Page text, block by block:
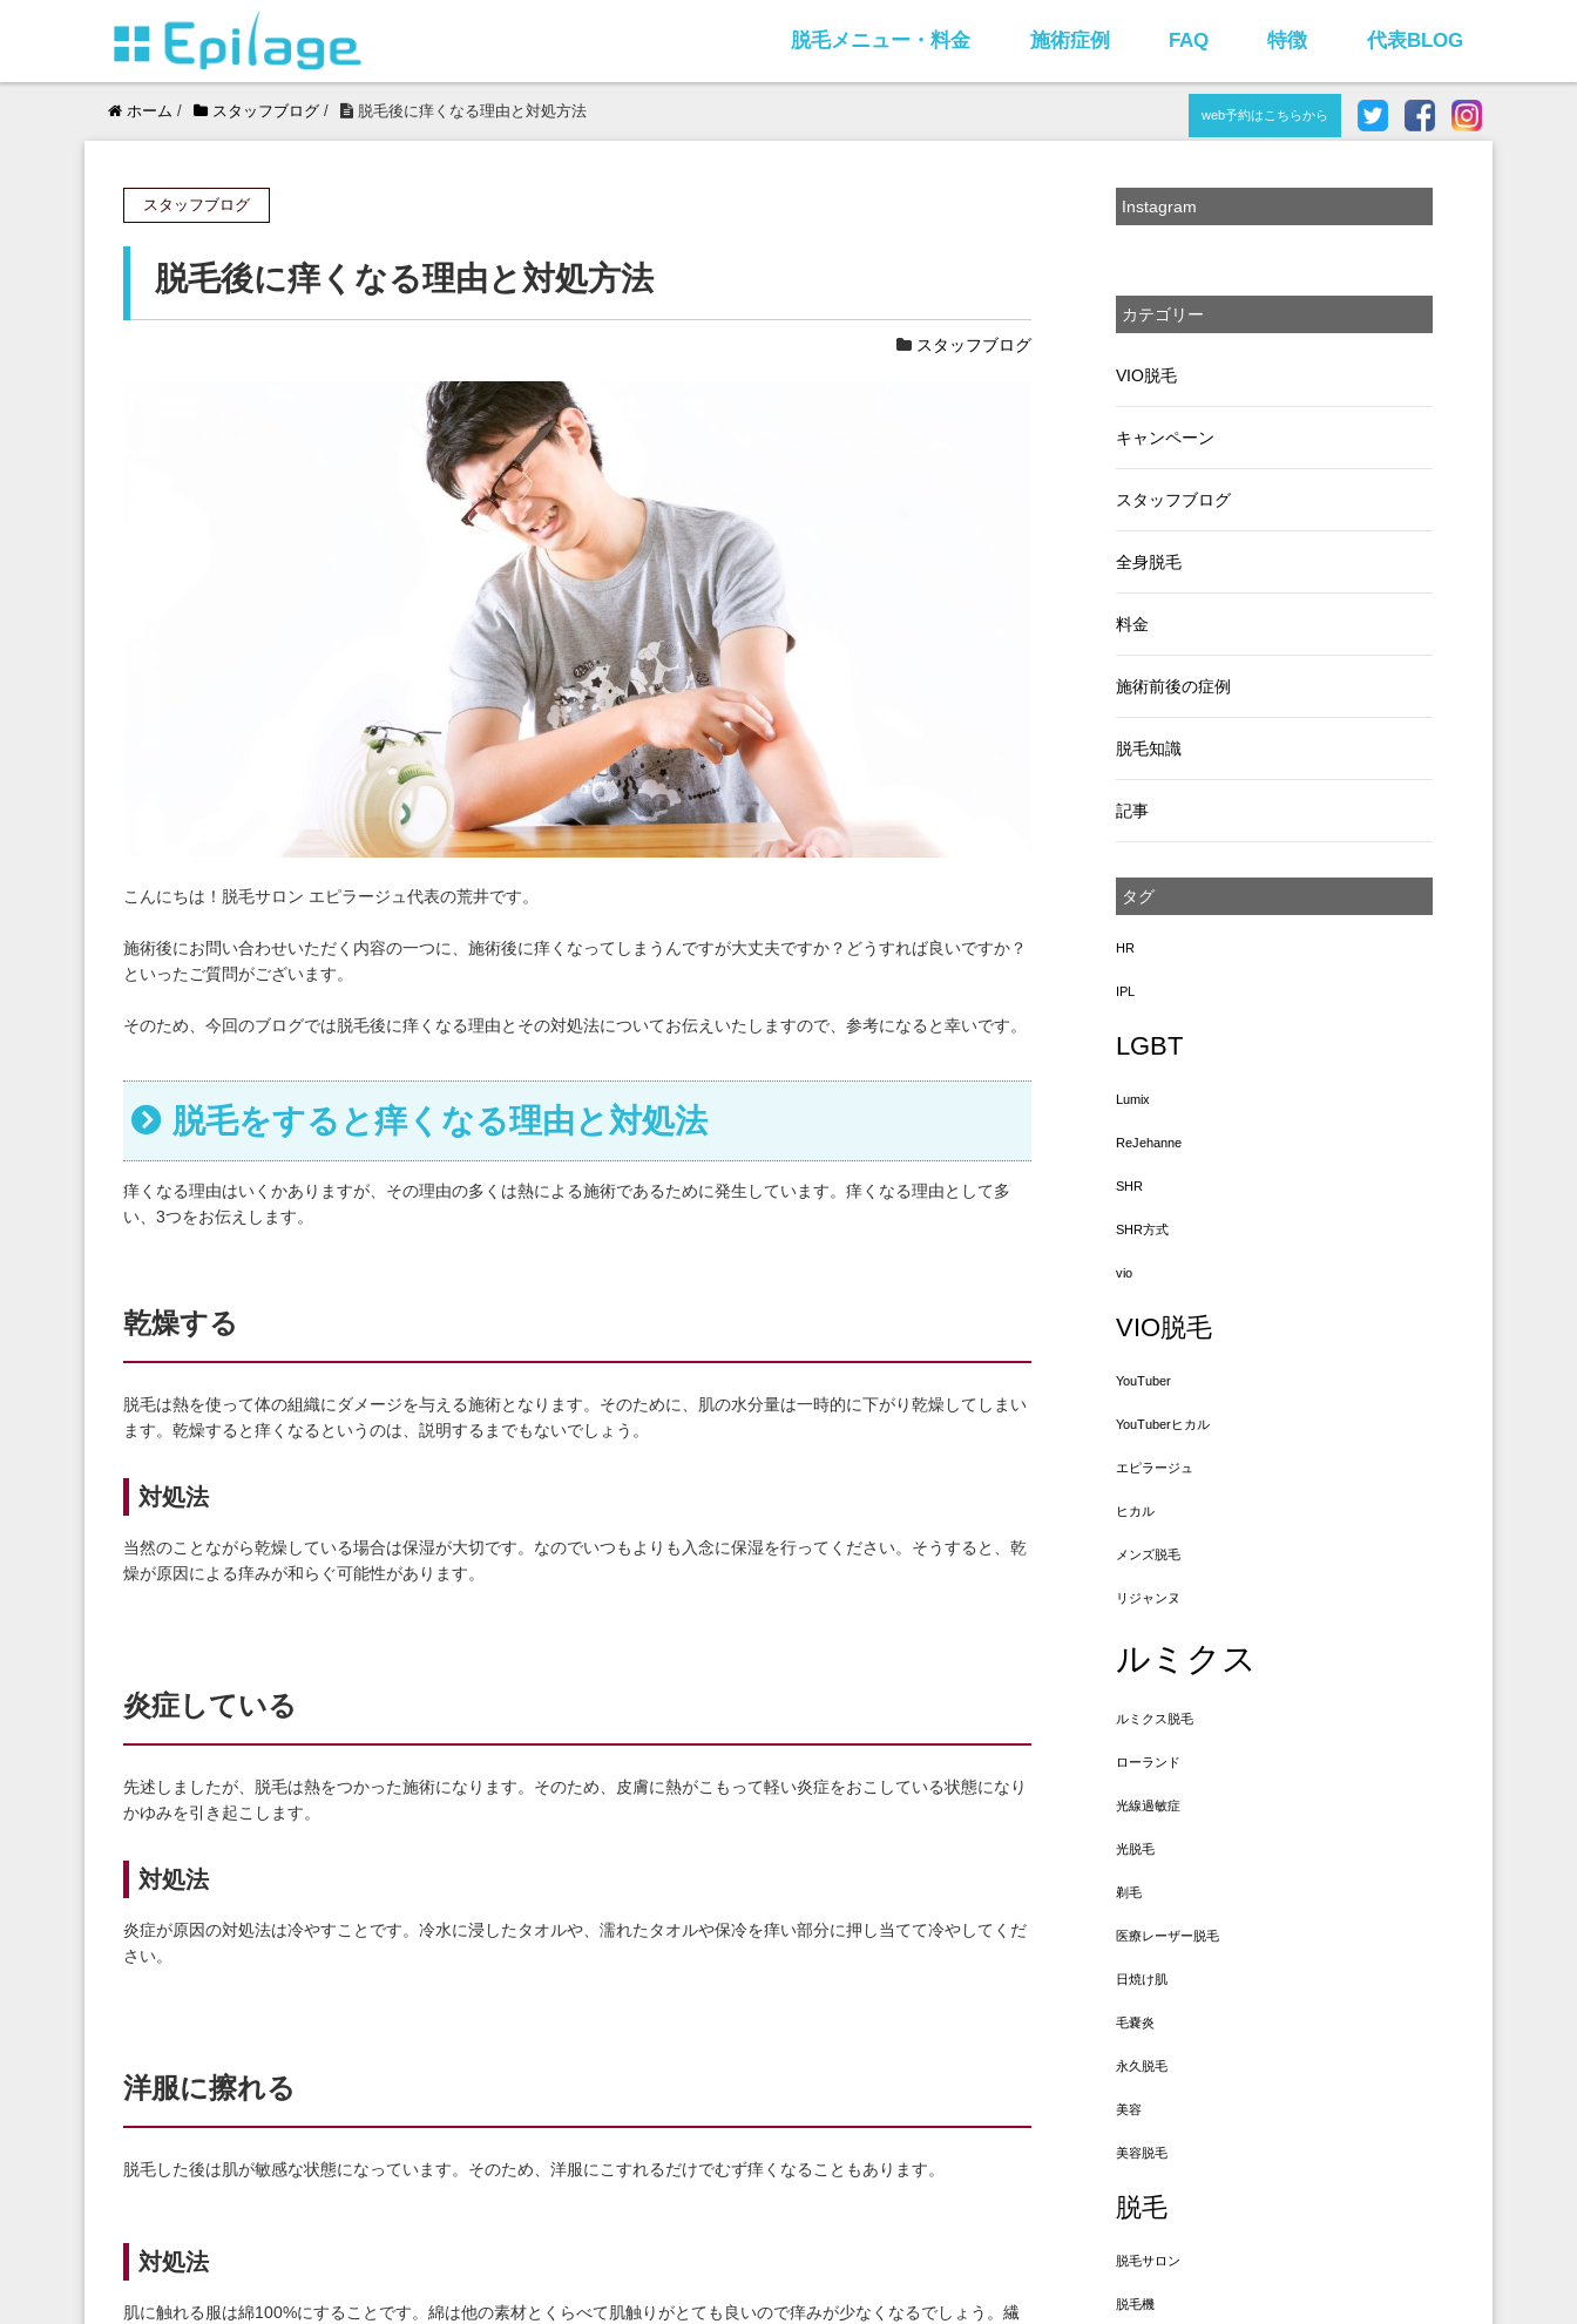
脱毛メニュー・料金 施術症例 FAQ 特徴 代表BLOG
web予約はこちらから
ホーム / スタッフブログ / 脱毛後に痒くなる理由と対処方法
スタッフブログ
脱毛後に痒くなる理由と対処方法
スタッフブログ
こんにちは！脱毛サロン エピラージュ代表の荒井です。
施術後にお問い合わせいただく内容の一つに、施術後に痒くなってしまうんですが大丈夫ですか？どうすれば良いですか？
といったご質問がございます。
そのため、今回のブログでは脱毛後に痒くなる理由とその対処法についてお伝えいたしますので、参考になると幸いです。
脱毛をすると痒くなる理由と対処法
痒くなる理由はいくかありますが、その理由の多くは熱による施術であるために発生しています。痒くなる理由として多
い、3つをお伝えします。
乾燥する
脱毛は熱を使って体の組織にダメージを与える施術となります。そのために、肌の水分量は一時的に下がり乾燥してしまい
ます。乾燥すると痒くなるというのは、説明するまでもないでしょう。
対処法
当然のことながら乾燥している場合は保湿が大切です。なのでいつもよりも入念に保湿を行ってください。そうすると、乾
燥が原因による痒みが和らぐ可能性があります。
炎症している
先述しましたが、脱毛は熱をつかった施術になります。そのため、皮膚に熱がこもって軽い炎症をおこしている状態になり
かゆみを引き起こします。
対処法
炎症が原因の対処法は冷やすことです。冷水に浸したタオルや、濡れたタオルや保冷を痒い部分に押し当てて冷やしてくだ
さい。
洋服に擦れる
脱毛した後は肌が敏感な状態になっています。そのため、洋服にこすれるだけでむず痒くなることもあります。
対処法
肌に触れる服は綿100%にすることです。綿は他の素材とくらべて肌触りがとても良いので痒みが少なくなるでしょう。繊
Instagram
カテゴリー
VIO脱毛
キャンペーン
スタッフブログ
全身脱毛
料金
施術前後の症例
脱毛知識
記事
タグ
HR
IPL
LGBT
Lumix
ReJehanne
SHR
SHR方式
vio
VIO脱毛
YouTuber
YouTuberヒカル
エピラージュ
ヒカル
メンズ脱毛
リジャンヌ
ルミクス
ルミクス脱毛
ローランド
光線過敏症
光脱毛
剃毛
医療レーザー脱毛
日焼け肌
毛嚢炎
永久脱毛
美容
美容脱毛
脱毛
脱毛サロン
脱毛機